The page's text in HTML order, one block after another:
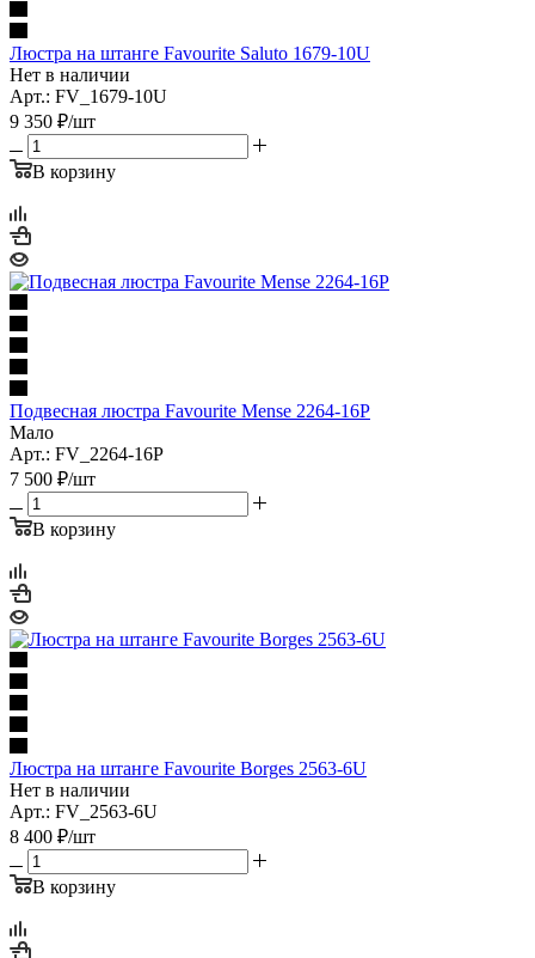
Люстра на штанге Favourite Saluto 1679-10U
Нет в наличии
Арт.: FV_1679-10U
9 350 ₽/шт
В корзину
Подвесная люстра Favourite Mense 2264-16P
Мало
Арт.: FV_2264-16P
7 500 ₽/шт
В корзину
Люстра на штанге Favourite Borges 2563-6U
Нет в наличии
Арт.: FV_2563-6U
8 400 ₽/шт
В корзину